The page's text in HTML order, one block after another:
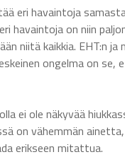
eri havaintoja
havaintoja on niin
niitä kaikkia. EHT:n
ongelma on
ei ole näkyvää
on vähemmän
erikseen mitattua.